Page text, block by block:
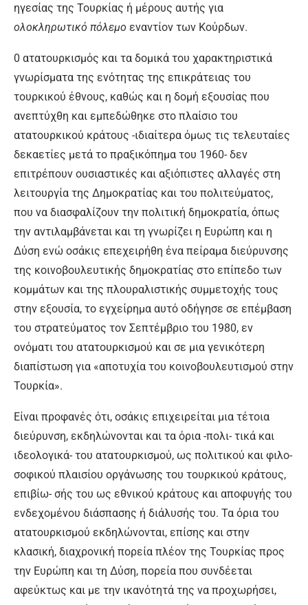
ηγεσίας της Τουρκίας ή μέρους αυτής για
ολοκληρωτικό πόλεμο ενα­ντίον των Κούρδων.
0 ατατουρκισμός και τα δομι­κά του χαρακτηριστικά
γνωρίσμα­τα της ενότητας της επικράτειας του
τουρκικού έθνους, καθώς και η δομή εξουσίας που
ανεπτύχθη και εμπεδώθηκε στο πλαίσιο του
ατατουρκικού κράτους -ιδιαίτερα όμως τις τελευταίες
δεκαετίες μετά το πραξικόπημα του 1960- δεν
επιτρέπουν ουσιαστικές και αξιόπιστες αλλαγές στη
λειτουρ­γία της Δημοκρατίας και του πο­λιτεύματος,
που να διασφαλίζουν την πολιτική δημοκρατία, όπως
την αντιλαμβάνεται και τη γνωρί­ζει η Ευρώπη και η
Δύση ενώ οσάκις επεχειρήθη ένα πείρα­μα διεύρυνσης
της κοινοβουλευ­τικής δημοκρατίας στο επίπεδο των
κομμάτων και της πλουραλι­στικής συμμετοχής τους
στην ε­ξουσία, το εγχείρημα αυτό οδή­γησε σε επέμβαση
του στρατεύ­ματος τον Σεπτέμβριο του 1980, εν
ονόματι του ατατουρκισμού και σε μια γενικότερη
διαπίστω­ση για «αποτυχία του κοινοβου­λευτισμού στην
Τουρκία».
Είναι προφανές ότι, οσάκις ε­πιχειρείται μια τέτοια
διεύρυνση, εκδηλώνονται και τα όρια -πολι- τικά και
ιδεολογικά- του ατατουρ­κισμού, ως πολιτικού και φιλο­
σοφικού πλαισίου οργάνωσης του τουρκικού κράτους,
επιβίω- σής του ως εθνικού κράτους και αποφυγής του
ενδεχομένου διά­σπασης ή διάλυσής του. Τα όρια του
ατατουρκισμού εκδηλώνο­νται, επίσης και στην
κλασική, διαχρονική πορεία πλέον της Τουρκίας προς
την Ευρώπη και τη Δύση, πορεία που συνδέεται
αφεύκτως και με την ικανότητά της να προχωρήσει,